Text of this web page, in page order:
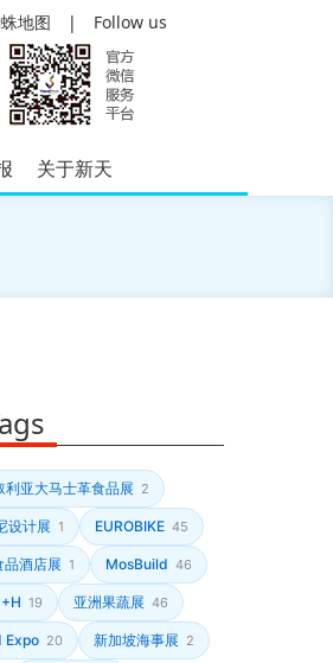
地图 | Follow us
关于新天
利亚大马士革食品展 2
设计展 1 EUROBIKE 45
品酒店展 1 MosBuild 46
19 亚洲果蔬展 46
Expo 20 新加坡海事展 2